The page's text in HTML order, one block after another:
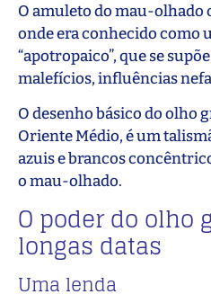
O amuleto do mau-olhado
onde era conhecido como
“apotropaico”, que se
malefícios, influências
O desenho básico do olho
Oriente Médio, é um
azuis e brancos
o mau-olhado.
O poder do olho
longas datas
Uma lenda